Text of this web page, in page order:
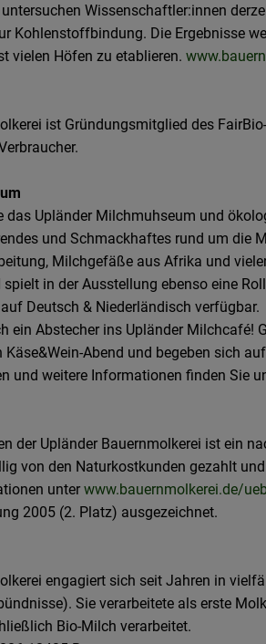
Wissenschaftler:innen
Kohlenstoffbindung. Die Ergebnisse
vielen Höfen zu etablieren.
ist Gründungsmitglied des
das Upländer Milchmuhseum und
und Schmackhaftes rund um die
Milchgefäße aus Afrika und
spielt in der Ausstellung ebenso eine
Deutsch & Niederländisch verfügbar.
ein Abstecher ins Upländer Milchcafé!
Käse&Wein-Abend und begeben sich
und weitere Informationen finden Sie
der Upländer Bauernmolkerei ist ein
von den Naturkostkunden gezahlt
unter www.bauernmolkerei.de/
2005 (2. Platz) ausgezeichnet.
engagiert sich seit Jahren in
Sie verarbeitete als erste
Bio-Milch verarbeitet.